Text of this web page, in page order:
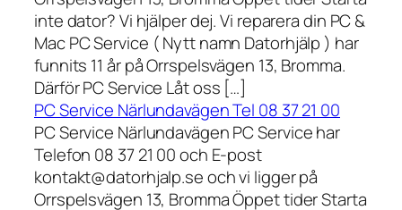
inte dator? Vi hjälper dej. Vi reparera din PC &
Mac PC Service ( Nytt namn Datorhjälp ) har
funnits 11 år på Orrspelsvägen 13, Bromma.
Därför PC Service Låt oss […]
PC Service Närlundavägen Tel 08 37 21 00
PC Service Närlundavägen PC Service har
Telefon 08 37 21 00 och E-post
kontakt@datorhjalp.se och vi ligger på
Orrspelsvägen 13, Bromma Öppet tider Starta